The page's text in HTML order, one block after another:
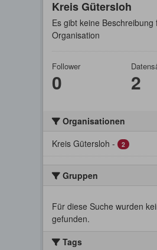
Kreis Gütersloh
Es gibt keine Beschreibung
Organisation
Follower
0 2
Organisationen
Kreis Gütersloh - 2
Gruppen
Für diese Suche wurden
gefunden.
Tags